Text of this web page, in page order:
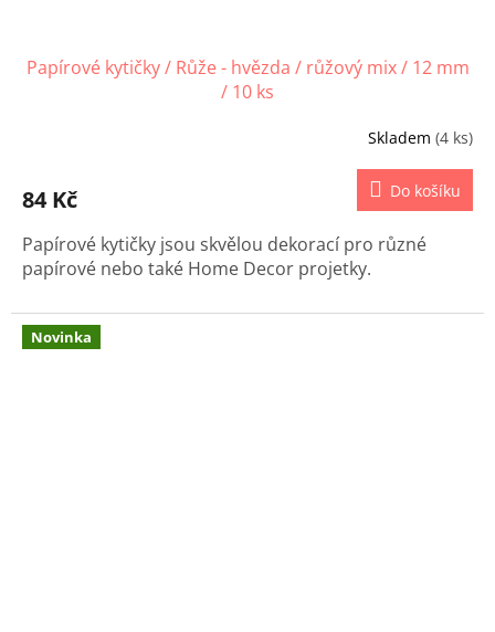
Papírové kytičky / Růže - hvězda / růžový mix / 12 mm
/ 10 ks
Skladem (4 ks)
84 Kč Do košíku
Papírové kytičky jsou skvělou dekorací pro různé
papírové nebo také Home Decor projetky.
Novinka